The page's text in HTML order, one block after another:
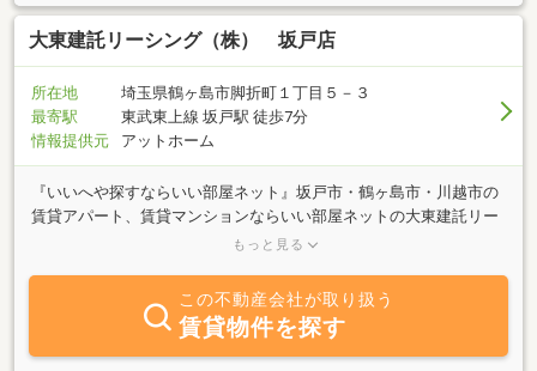
大東建託リーシング（株） 坂戸店
所在地
埼玉県鶴ヶ島市脚折町１丁目５－３
最寄駅
東武東上線 坂戸駅 徒歩7分
情報提供元
アットホーム
『いいへや探すならいい部屋ネット』坂戸市・鶴ヶ島市・川越市の
賃貸アパート、賃貸マンションならいい部屋ネットの大東建託リー
シング坂戸店でお探し致します。新築賃貸もお任せ下さい。坂戸駅
のスタッフまでお気軽にお問い合わせください。新築物件も続々完
成予定！。店舗・事務所・倉庫・工場に関しましてもご紹介させて
頂きます。是非お部屋探しを楽しんで頂く為に、各種キャンペーン
も実施中！お手持ちのクレジットカードで、毎月家賃・初期費用を
もっと見る
この不動産会社が取り扱う
賃貸物件を探す